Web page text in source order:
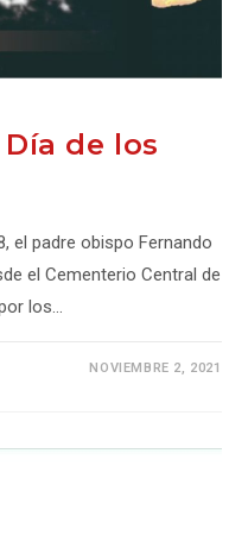
de los
el padre obispo Fernando
el Cementerio Central de
los…
NOVIEMBRE 2, 2021